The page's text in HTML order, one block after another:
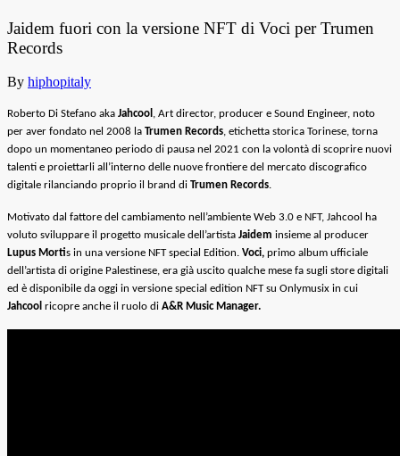
Jaidem fuori con la versione NFT di Voci per Trumen
Records
By hiphopitaly
Roberto Di Stefano aka Jahcool , Art director, producer e Sound Engineer, noto
per aver fondato nel 2008 la Trumen Records, etichetta storica Torinese, torna
dopo un momentaneo periodo di pausa nel 2021 con la volontà di scoprire nuovi
talenti e proiettarli all’interno delle nuove frontiere del mercato discografico
digitale rilanciando proprio il brand di Trumen Records.
Motivato dal fattore del cambiamento nell’ambiente Web 3.0 e NFT, Jahcool ha
voluto sviluppare il progetto musicale dell’artista Jaidem insieme al producer
Lupus Mortis in una versione NFT special Edition. Voci, primo album ufficiale
dell’artista di origine Palestinese, era già uscito qualche mese fa sugli store digitali
ed è disponibile da oggi in versione special edition NFT su Onlymusix in cui
Jahcool ricopre anche il ruolo di A&R Music Manager.